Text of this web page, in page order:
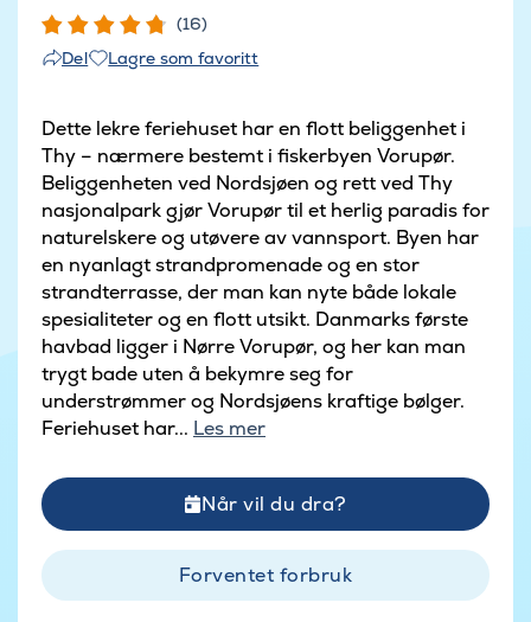
(16)
Del
Lagre som favoritt
Dette lekre feriehuset har en flott beliggenhet i
Thy – nærmere bestemt i fiskerbyen Vorupør.
Beliggenheten ved Nordsjøen og rett ved Thy
nasjonalpark gjør Vorupør til et herlig paradis for
naturelskere og utøvere av vannsport. Byen har
en nyanlagt strandpromenade og en stor
strandterrasse, der man kan nyte både lokale
spesialiteter og en flott utsikt. Danmarks første
havbad ligger i Nørre Vorupør, og her kan man
trygt bade uten å bekymre seg for
understrømmer og Nordsjøens kraftige bølger.
Feriehuset har... Les mer
Når vil du dra?
Forventet forbruk